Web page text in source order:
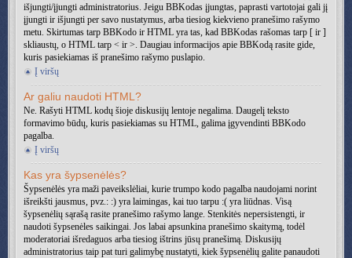
išjungti/įjungti administratorius. Jeigu BBKodas įjungtas, paprasti vartotojai gali jį
įjungti ir išjungti per savo nustatymus, arba tiesiog kiekvieno pranešimo rašymo
metu. Skirtumas tarp BBKodo ir HTML yra tas, kad BBKodas rašomas tarp [ ir ]
skliaustų, o HTML tarp < ir >. Daugiau informacijos apie BBKodą rasite gide,
kuris pasiekiamas iš pranešimo rašymo puslapio.
Į viršų
Ar galiu naudoti HTML?
Ne. Rašyti HTML kodų šioje diskusijų lentoje negalima. Daugelį teksto
formavimo būdų, kuris pasiekiamas su HTML, galima įgyvendinti BBKodo
pagalba.
Į viršų
Kas yra šypsenėlės?
Šypsenėlės yra maži paveikslėliai, kurie trumpo kodo pagalba naudojami norint
išreikšti jausmus, pvz.: :) yra laimingas, kai tuo tarpu :( yra liūdnas. Visą
šypsenėlių sąrašą rasite pranešimo rašymo lange. Stenkitės nepersistengti, ir
naudoti šypsenėles saikingai. Jos labai apsunkina pranešimo skaitymą, todėl
moderatoriai išredaguos arba tiesiog ištrins jūsų pranešimą. Diskusijų
administratorius taip pat turi galimybę nustatyti, kiek šypsenėlių galite panaudoti